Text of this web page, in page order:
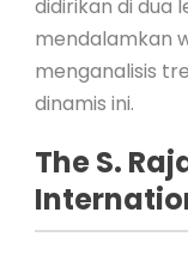
didirikan di dua
mendalamkan
menganalisis
dinamis ini.
The S.